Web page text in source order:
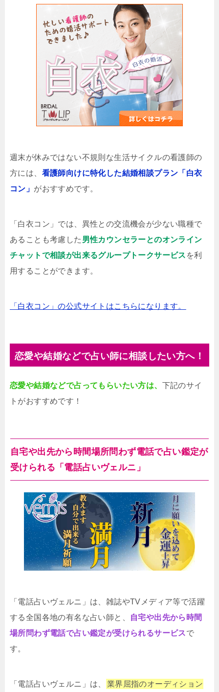
週末が休みではない不規則な生活サイクルの看護師の
方には、 看護師向けに特化した結婚相談プラン「白衣
コン」 がおすすめです。
「白衣コン」では、異性との交流機会が少ない職種で
あることも考慮した 男性カウンセラーとのオンライン
チャットで相談が出来るグループトークサービス を利
用することができます。
「白衣コン」の公式サイトはこちらになります。
恋愛や結婚などで占い師に相談したい方へ！
恋愛や結婚などで占ってもらいたい方は、 下記のサイ
トがおすすめです！
自宅や出先から時間場所問わず電話で占い鑑定が
受けられる「電話占いヴェルニ」
「電話占いヴェルニ」は、雑誌やTVメディア等で活躍
する全国各地の有名な占い師と、
自宅や出先から時間
場所問わず電話で占い鑑定が受けられるサービスで
す。
「電話占いヴェルニ」は、 業界屈指のオーディション